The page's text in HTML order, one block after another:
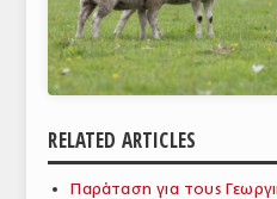
ΕΥΡΩΠΑΪΚΕΣ ΑΠΟΦΑΣΕΙΣ
ΘΕΜΑΤΑ
ΑΝΑΛΥΣΕΙΣ
RELATED ARTICLES
Παράταση για τους